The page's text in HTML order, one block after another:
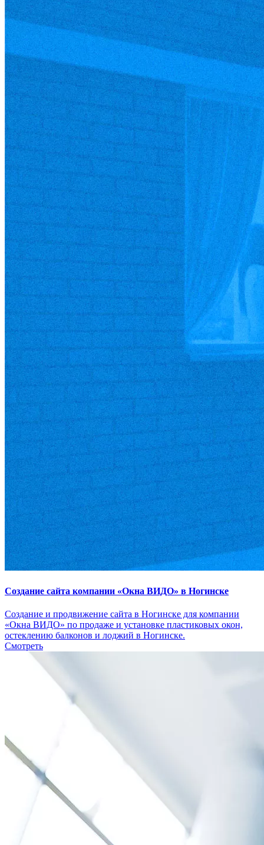
Создание сайта компании «Окна ВИДО» в Ногинске
Создание и продвижение сайта в Ногинске для компании
«Окна ВИДО» по продаже и установке пластиковых окон,
остеклению балконов и лоджий в Ногинске.
Смотреть